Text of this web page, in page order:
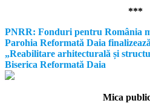
***
PNRR: Fonduri pentru România
Parohia Reformată Daia
„Reabilitare arhitecturală și
Biserica Reformată Daia
Mica